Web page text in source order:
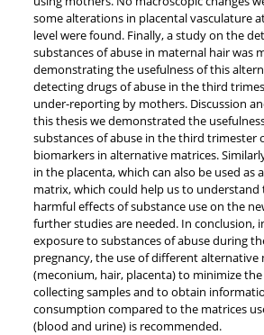
some alterations in placental vasculature
level were found. Finally, a study on the
substances of abuse in maternal hair was
demonstrating the usefulness of this
detecting drugs of abuse in the third
under-reporting by mothers. Discussion
this thesis we demonstrated the
substances of abuse in the third trimester
biomarkers in alternative matrices.
in the placenta, which can also be used as
matrix, which could help us to understand
harmful effects of substance use on the
further studies are needed. In conclusion,
exposure to substances of abuse during
pregnancy, the use of different alternative
(meconium, hair, placenta) to minimize
collecting samples and to obtain
consumption compared to the matrices
(blood and urine) is recommended.